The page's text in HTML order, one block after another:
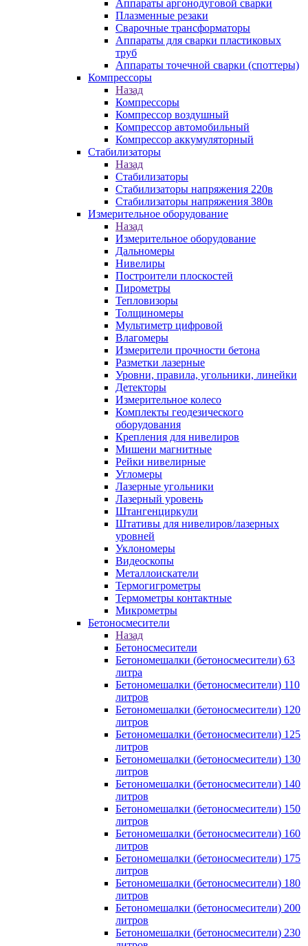
Аппараты аргонодуговой сварки
Плазменные резаки
Сварочные трансформаторы
Аппараты для сварки пластиковых
труб
Аппараты точечной сварки (споттеры)
Компрессоры
Назад
Компрессоры
Компрессор воздушный
Компрессор автомобильный
Компрессор аккумуляторный
Стабилизаторы
Назад
Стабилизаторы
Стабилизаторы напряжения 220в
Стабилизаторы напряжения 380в
Измерительное оборудование
Назад
Измерительное оборудование
Дальномеры
Нивелиры
Построители плоскостей
Пирометры
Тепловизоры
Толщиномеры
Мультиметр цифровой
Влагомеры
Измерители прочности бетона
Разметки лазерные
Уровни, правила, угольники, линейки
Детекторы
Измерительное колесо
Комплекты геодезического
оборудования
Крепления для нивелиров
Мишени магнитные
Рейки нивелирные
Угломеры
Лазерные угольники
Лазерный уровень
Штангенциркули
Штативы для нивелиров/лазерных
уровней
Уклономеры
Видеоскопы
Металлоискатели
Термогигрометры
Термометры контактные
Микрометры
Бетоносмесители
Назад
Бетоносмесители
Бетономешалки (бетоносмесители) 63
литра
Бетономешалки (бетоносмесители) 110
литров
Бетономешалки (бетоносмесители) 120
литров
Бетономешалки (бетоносмесители) 125
литров
Бетономешалки (бетоносмесители) 130
литров
Бетономешалки (бетоносмесители) 140
литров
Бетономешалки (бетоносмесители) 150
литров
Бетономешалки (бетоносмесители) 160
литров
Бетономешалки (бетоносмесители) 175
литров
Бетономешалки (бетоносмесители) 180
литров
Бетономешалки (бетоносмесители) 200
литров
Бетономешалки (бетоносмесители) 230